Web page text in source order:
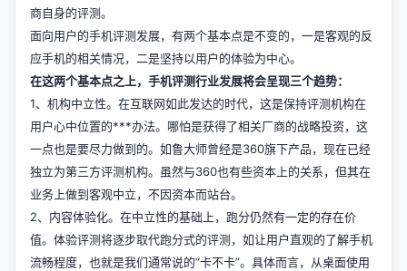
商自身的评测。
面向用户的手机评测发展，有两个基本点是不变的，一是客观的反
应手机的相关情况，二是坚持以用户的体验为中心。
在这两个基本点之上，手机评测行业发展将会呈现三个趋势：
1、机构中立性。在互联网如此发达的时代，这是保持评测机构在
用户心中位置的***办法。哪怕是获得了相关厂商的战略投资，这
一点也是要尽力做到的。如鲁大师曾经是360旗下产品，现在已经
独立为第三方评测机构。虽然与360也有些资本上的关系，但其在
业务上做到客观中立，不因资本而站台。
2、内容体验化。在中立性的基础上，跑分仍然有一定的存在价
值。体验评测将逐步取代跑分式的评测，如让用户直观的了解手机
流畅程度，也就是我们通常说的“卡不卡”。具体而言，从桌面使用